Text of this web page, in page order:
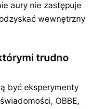
aury nie zastępuje
wewnętrzny
trudno
być eksperymenty
OBBE,